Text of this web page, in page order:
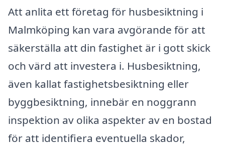
Att anlita ett företag för husbesiktning i
Malmköping kan vara avgörande för att
säkerställa att din fastighet är i gott skick
och värd att investera i. Husbesiktning,
även kallat fastighetsbesiktning eller
byggbesiktning, innebär en noggrann
inspektion av olika aspekter av en bostad
för att identifiera eventuella skador,